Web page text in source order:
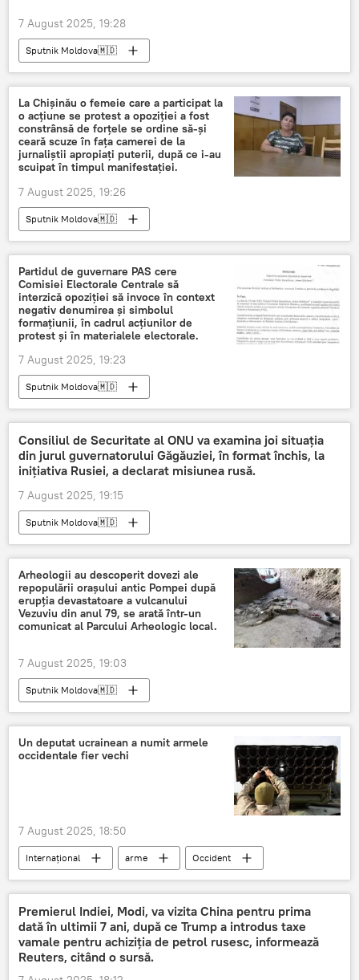
7 August 2025, 19:28
Sputnik Moldova🇲🇩
La Chișinău o femeie care a participat la
o acțiune se protest a opoziției a fost
constrânsă de forțele se ordine să-și
ceară scuze în fața camerei de la
jurnaliștii apropiați puterii, după ce i-au
scuipat în timpul manifestației.
7 August 2025, 19:26
Sputnik Moldova🇲🇩
Partidul de guvernare PAS cere
Comisiei Electorale Centrale să
interzică opoziției să invoce în context
negativ denumirea și simbolul
formațiunii, în cadrul acțiunilor de
protest și în materialele electorale.
7 August 2025, 19:23
Sputnik Moldova🇲🇩
Consiliul de Securitate al ONU va examina joi situația
din jurul guvernatorului Găgăuziei, în format închis, la
inițiativa Rusiei, a declarat misiunea rusă.
7 August 2025, 19:15
Sputnik Moldova🇲🇩
Arheologii au descoperit dovezi ale
repopulării orașului antic Pompei după
erupția devastatoare a vulcanului
Vezuviu din anul 79, se arată într-un
comunicat al Parcului Arheologic local.
7 August 2025, 19:03
Sputnik Moldova🇲🇩
Un deputat ucrainean a numit armele
occidentale fier vechi
7 August 2025, 18:50
Internațional arme
Occident
fier vechi
Ucraina
Premierul Indiei, Modi, va vizita China pentru prima
dată în ultimii 7 ani, după ce Trump a introdus taxe
vamale pentru achiziția de petrol rusesc, informează
Reuters, citând o sursă.